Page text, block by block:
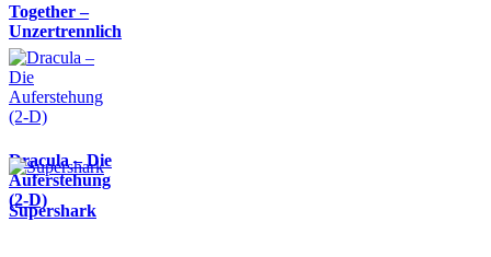
Together –
Unzertrennlich
Dracula – Die
Auferstehung
(2-D)
Supershark